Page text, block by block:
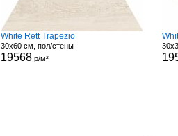
White Rett Trapezio
30x60 см, пол/стены
19568р/м²